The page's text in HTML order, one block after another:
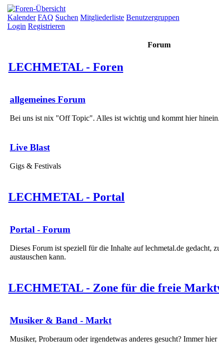
Kalender FAQ Suchen Mitgliederliste Benutzergruppen
Login Registrieren
Forum
LECHMETAL - Foren
allgemeines Forum
Bei uns ist nix "Off Topic". Alles ist wichtig und kommt hier
Live Blast
Gigs & Festivals
LECHMETAL - Portal
Portal - Forum
Dieses Forum ist speziell für die Inhalte auf lechmetal.de gedacht,
austauschen kann.
LECHMETAL - Zone für die freie
Musiker & Band - Markt
Musiker, Proberaum oder irgendetwas anderes gesucht? Immer